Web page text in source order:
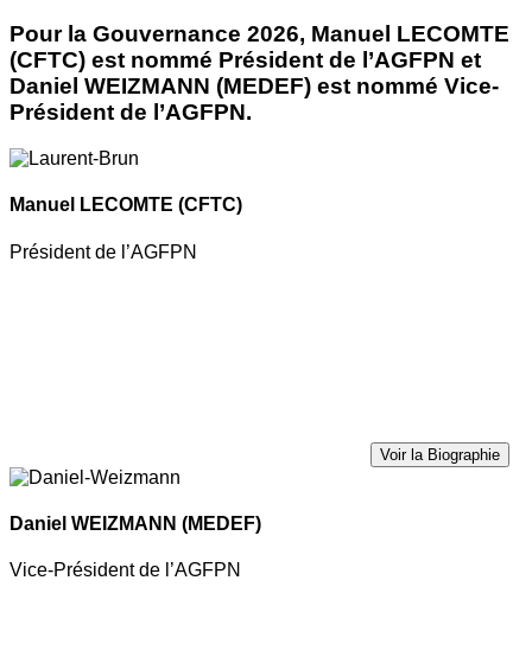
Pour la Gouvernance 2026, Manuel LECOMTE
(CFTC) est nommé Président de l’AGFPN et
Daniel WEIZMANN (MEDEF) est nommé Vice-
Président de l’AGFPN.
Manuel LECOMTE (CFTC)
Président de l’AGFPN
Voir la Biographie
Daniel WEIZMANN (MEDEF)
Vice-Président de l’AGFPN